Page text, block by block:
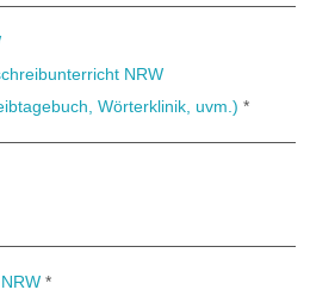
NRW
Wörterklinik, uvm.) *
*